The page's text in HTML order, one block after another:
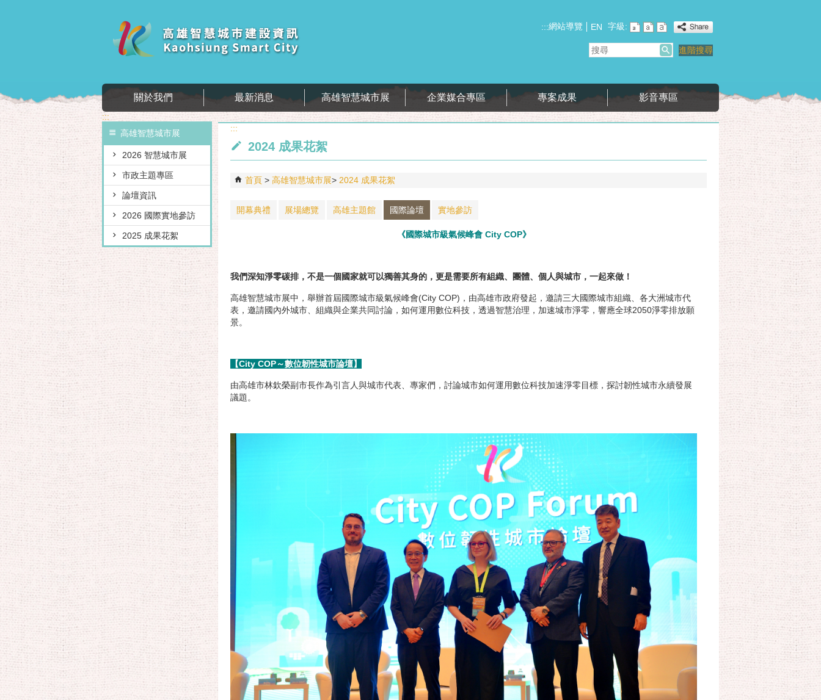
:::網站導覽 EN 字級:
搜
進階搜尋
關於我們 最新消息 高雄智慧城市展 企業媒合專區 專案成果 影音專區
:::
高雄智慧城市展
2026 智慧城市展
市政主題專區
論壇資訊
2026 國際實地參訪
2025 成果花絮
:::
2024 成果花絮
首頁 高雄智慧城市展 2024 成果花絮
開幕典禮 展場總覽 高雄主題館 國際論壇 實地參訪
《國際城市級氣候峰會 City COP》
我們深知淨零碳排，不是一個國家就可以獨善其身的，更是需要所有組織、團體、個人與城市，一起來做！
高雄智慧城市展中，舉辦首屆國際城市級氣候峰會(City COP)，由高雄市政府發起，邀請三大國際城市組織、各大洲城市代
表，邀請國內外城市、組織與企業共同討論，如何運用數位科技，透過智慧治理，加速城市淨零，響應全球2050淨零排放願
景。
【City COP～數位韌性城市論壇】
由高雄市林欽榮副市長作為引言人與城市代表、專家們，討論城市如何運用數位科技加速淨零目標，探討韌性城市永續發展
議題。